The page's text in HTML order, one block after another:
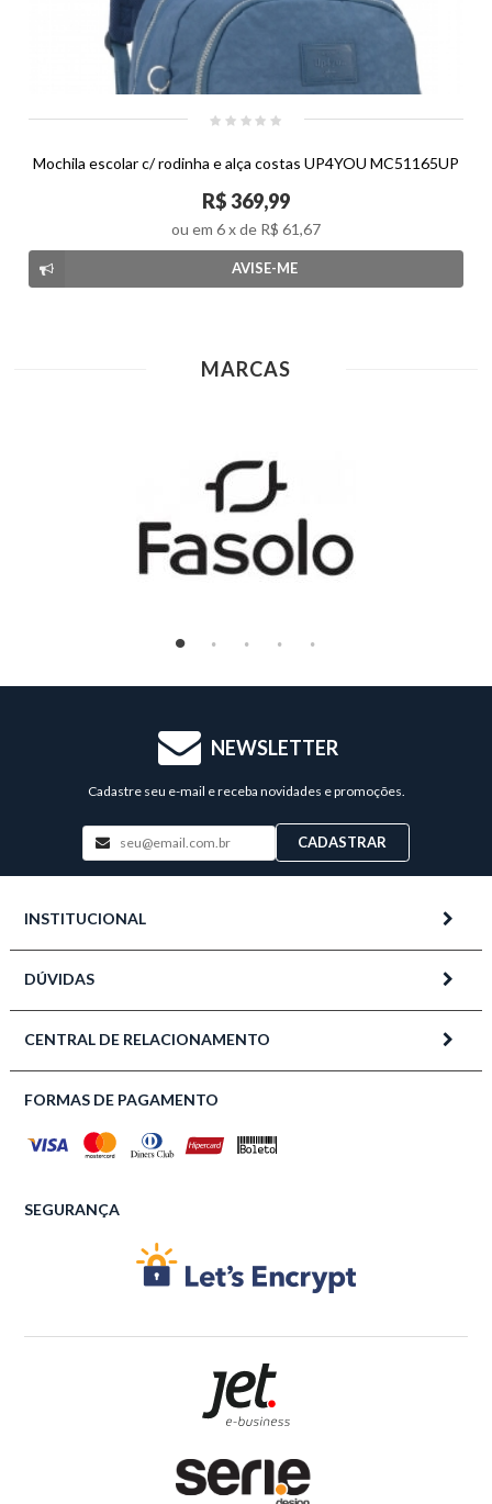
Mochila escolar c/ rodinha e alça costas UP4YOU MC51165UP
R$ 369,99
ou em 6x de R$ 61,67
AVISE-ME
MARCAS
NEWSLETTER
Cadastre seu e-mail e receba novidades e promoções.
CADASTRAR
INSTITUCIONAL
DÚVIDAS
CENTRAL DE RELACIONAMENTO
FORMAS DE PAGAMENTO
SEGURANÇA